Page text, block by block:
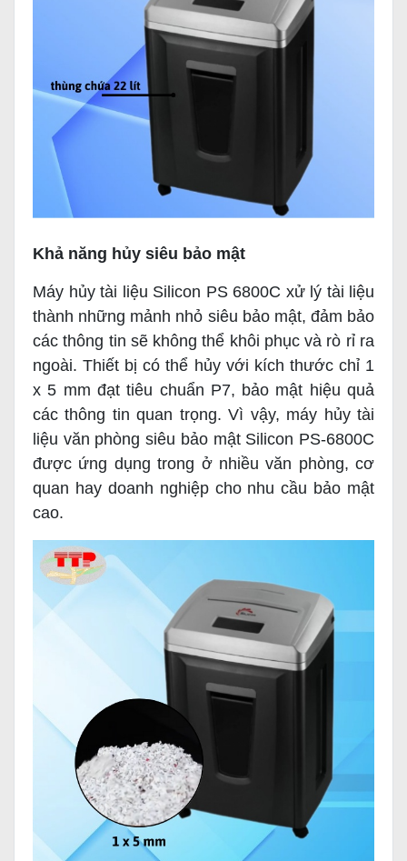
Khả năng hủy siêu bảo mật
Máy hủy tài liệu Silicon PS 6800C xử lý tài liệu
thành những mảnh nhỏ siêu bảo mật, đảm bảo
các thông tin sẽ không thể khôi phục và rò rỉ ra
ngoài. Thiết bị có thể hủy với kích thước chỉ 1
x 5 mm đạt tiêu chuẩn P7, bảo mật hiệu quả
các thông tin quan trọng. Vì vậy, máy hủy tài
liệu văn phòng siêu bảo mật Silicon PS-6800C
được ứng dụng trong ở nhiều văn phòng, cơ
quan hay doanh nghiệp cho nhu cầu bảo mật
cao.